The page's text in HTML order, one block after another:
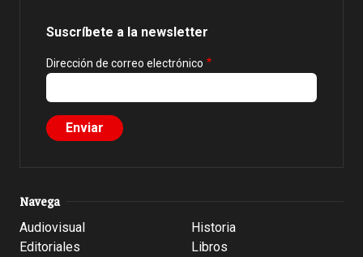
Suscríbete a la newsletter
Dirección de correo electrónico
Navega
Audiovisual
Editoriales
Historia
Libros